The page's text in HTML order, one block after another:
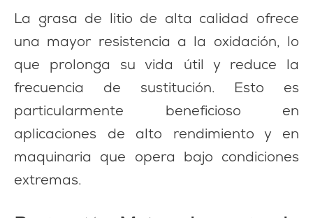
La grasa de litio de alta calidad ofrece
una mayor resistencia a la oxidación, lo
que prolonga su vida útil y reduce la
frecuencia de sustitución. Esto es
particularmente beneficioso en
aplicaciones de alto rendimiento y en
maquinaria que opera bajo condiciones
extremas.